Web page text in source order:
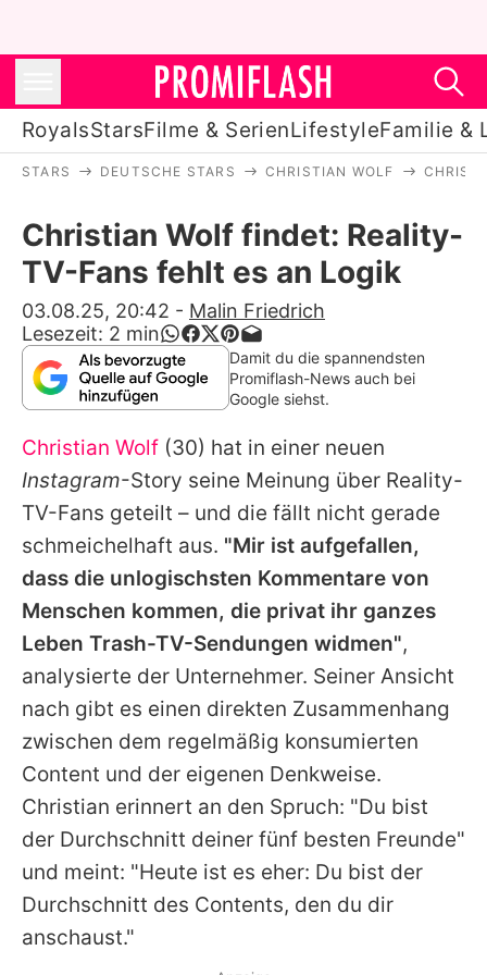
RoyalsStarsFilme & SerienLifestyleFamilie &
Stars
Filme & Serien
Lifestyle
Familie & Liebe
Alle Themen auf Promiflash
Jobs
App runterladen
Team
Redaktionelle Richtlinien
Impressum
Datenschutzerklärung
Nutzungsbedingungen
Utiq verwalten
STARS DEUTSCHE STARS CHRISTIAN WOLF
Christian Wolf findet: Reality-
TV-Fans fehlt es an Logik
03.08.25, 20:42 - Malin Friedrich
Lesezeit: 2 min
Damit du die spannendsten
Promiflash-News auch bei
Google siehst.
Christian Wolf (30) hat in einer neuen
Instagram-Story seine Meinung über Reality-
TV-Fans geteilt – und die fällt nicht gerade
schmeichelhaft aus. "Mir ist aufgefallen,
dass die unlogischsten Kommentare von
Menschen kommen, die privat ihr ganzes
Leben Trash-TV-Sendungen widmen",
analysierte der Unternehmer. Seiner Ansicht
nach gibt es einen direkten Zusammenhang
zwischen dem regelmäßig konsumierten
Content und der eigenen Denkweise.
Christian erinnert an den Spruch: "Du bist
der Durchschnitt deiner fünf besten Freunde"
und meint: "Heute ist es eher: Du bist der
Durchschnitt des Contents, den du dir
anschaust."